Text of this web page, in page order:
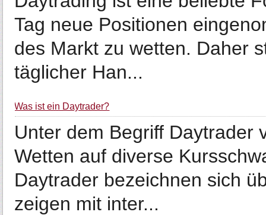
Tag neue Positionen
des Markt zu wetten. Daher
täglicher Han...
Was ist ein Daytrader?
Unter dem Begriff Daytrader
Wetten auf diverse
Daytrader bezeichnen sich
zeigen mit inter...